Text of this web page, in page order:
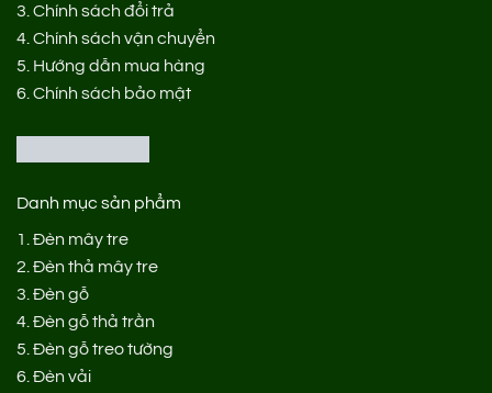
3. Chính sách đổi trả
4. Chính sách vận chuyển
5. Hướng dẫn mua hàng
6. Chính sách bảo mật
Danh mục sản phẩm
1. Đèn mây tre
2. Đèn thả mây tre
3. Đèn gỗ
4. Đèn gỗ thả trần
5. Đèn gỗ treo tường
6. Đèn vải